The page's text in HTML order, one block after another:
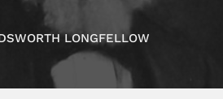
LONGFELLOW